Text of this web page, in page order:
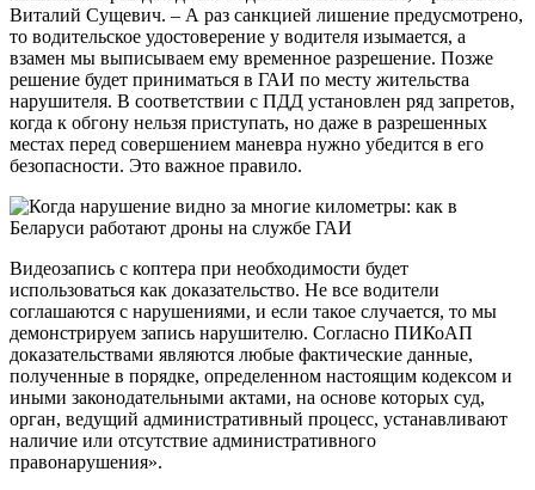
Виталий Сущевич. – А раз санкцией лишение предусмотрено,
то водительское удостоверение у водителя изымается, а
взамен мы выписываем ему временное разрешение. Позже
решение будет приниматься в ГАИ по месту жительства
нарушителя. В соответствии с ПДД установлен ряд запретов,
когда к обгону нельзя приступать, но даже в разрешенных
местах перед совершением маневра нужно убедится в его
безопасности. Это важное правило.
Видеозапись с коптера при необходимости будет
использоваться как доказательство. Не все водители
соглашаются с нарушениями, и если такое случается, то мы
демонстрируем запись нарушителю. Согласно ПИКоАП
доказательствами являются любые фактические данные,
полученные в порядке, определенном настоящим кодексом и
иными законодательными актами, на основе которых суд,
орган, ведущий административный процесс, устанавливают
наличие или отсутствие административного
правонарушения».